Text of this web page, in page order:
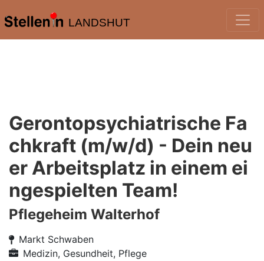
LANDSHUT
Gerontopsychiatrische Fa
chkraft (m/w/d) - Dein neu
er Arbeitsplatz in einem ei
ngespielten Team!
Pflegeheim Walterhof
Markt Schwaben
Medizin, Gesundheit, Pflege